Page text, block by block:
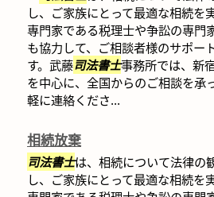
し、ご家族にとって最適な相続を
専門家である税理士や争訟の専門
も協力して、ご相談者様のサポー
す。武藤司法書士事務所では、新
を中心に、全国からのご相談を承
軽に連絡くださ...
相続放棄
司法書士は、相続について法律の
し、ご家族にとって最適な相続を